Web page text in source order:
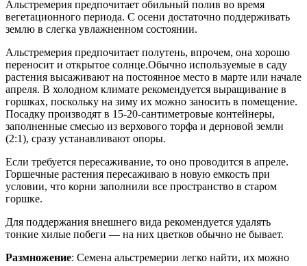
Альстремерия предпочитает обильный полив во время
вегетационного периода. С осени достаточно поддерживать
землю в слегка увлажненном состоянии.
Альстремерия предпочитает полутень, впрочем, она хорошо
переносит и открытое солнце.Обычно используемые в саду
растения высаживают на постоянное место в марте или начале
апреля. В холодном климате рекомендуется выращивание в
горшках, поскольку на зиму их можно заносить в помещение.
Посадку производят в 15-20-сантиметровые контейнеры,
заполненные смесью из верхового торфа и дерновой земли
(2:1), сразу устанавливают опоры.
Если требуется пересаживание, то оно проводится в апреле.
Горшечные растения пересаживаю в новую емкость при
условии, что корни заполнили все пространство в старом
горшке.
Для поддержания внешнего вида рекомендуется удалять
тонкие хилые побеги — на них цветков обычно не бывает.
Размножение: Семена альстремерии легко найти, их можно